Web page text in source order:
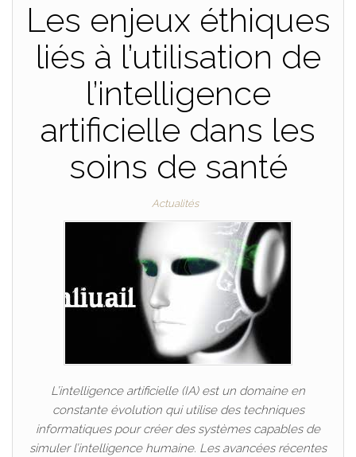
Les enjeux éthiques
liés à l’utilisation de
l’intelligence
artificielle dans les
soins de santé
Actualités
L’intelligence artificielle (IA) est un domaine en
constante évolution qui utilise des techniques
informatiques pour créer des systèmes capables de
simuler l’intelligence humaine. Les avancées récentes